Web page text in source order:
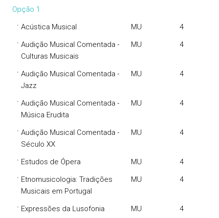
Opção 1
· Acústica Musical MU 4
· Audição Musical Comentada -
Culturas Musicais
MU 4
· Audição Musical Comentada -
Jazz
MU 4
· Audição Musical Comentada -
Música Erudita
MU 4
· Audição Musical Comentada -
Século XX
MU 4
· Estudos de Ópera MU 4
· Etnomusicologia: Tradições
Musicais em Portugal
MU 4
· Expressões da Lusofonia MU 4